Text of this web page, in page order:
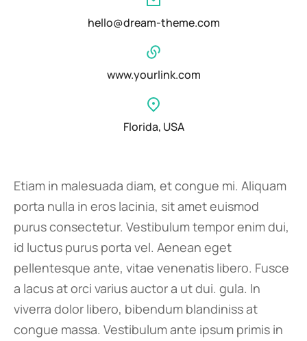
Etiam in malesuada diam, et congue mi. Aliquam
porta nulla in eros lacinia, sit amet euismod
purus consectetur. Vestibulum tempor enim dui,
id luctus purus porta vel. Aenean eget
pellentesque ante, vitae venenatis libero. Fusce
a lacus at orci varius auctor a ut dui. gula. In
viverra dolor libero, bibendum blandiniss at
congue massa. Vestibulum ante ipsum primis in
hello@dream-theme.com
www.yourlink.com
Florida, USA